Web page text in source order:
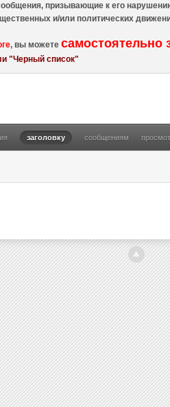
призывающие к его
и/или политических
, вы можетесамостоятельно
"Черный список"
заголовку сообщениям